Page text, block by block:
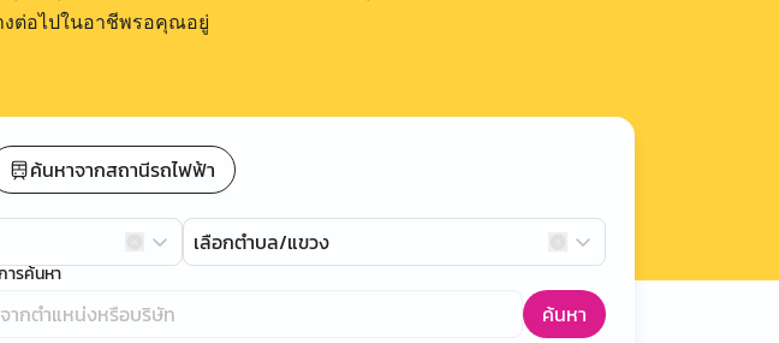
งต่อไปในอาชีพรอคุณอยู่
ค้นหาจากสถานีรถไฟฟ้า
เลือกตำบล/แขวง
รค้นหา
ค้นหา